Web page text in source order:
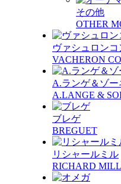
その他
OTHER
ヴァシュロン
VACHERON
A.ランゲ＆ゾー
A.LANGE &
ブレゲ
BREGUET
リシャールミル
RICHARD